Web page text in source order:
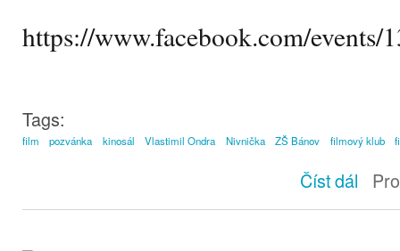
https://www.facebook.com/events/
Tags:
film pozvánka kinosál Vlastimil Ondra Nivnička ZŠ Bánov filmový klub
Číst dál